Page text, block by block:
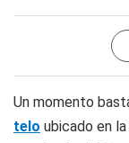
Un momento
telo ubicado en